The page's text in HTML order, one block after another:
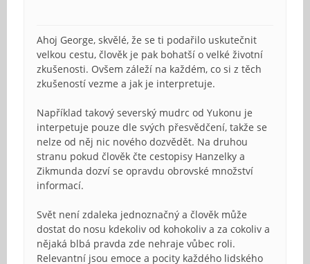
Ahoj George, skvělé, že se ti podařilo uskutečnit
velkou cestu, člověk je pak bohatší o velké životní
zkušenosti. Ovšem záleží na každém, co si z těch
zkušeností vezme a jak je interpretuje.
Například takový severský mudrc od Yukonu je
interpetuje pouze dle svých přesvědčení, takže se
nelze od něj nic nového dozvědět. Na druhou
stranu pokud člověk čte cestopisy Hanzelky a
Zikmunda dozví se opravdu obrovské množství
informací.
Svět není zdaleka jednoznačný a člověk může
dostat do nosu kdekoliv od kohokoliv a za cokoliv a
nějaká blbá pravda zde nehraje vůbec roli.
Relevantní jsou emoce a pocity každého lidského